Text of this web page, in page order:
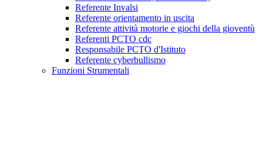
Referente Invalsi
Referente orientamento in uscita
Referente attività motorie e giochi della gioventù
Referenti PCTO cdc
Responsabile PCTO d'Istituto
Referente cyberbullismo
Funzioni Strumentali